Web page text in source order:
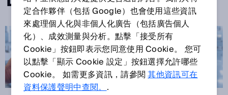
定合作夥伴（包括 Google）也會使用這些資訊
來處理個人化與非個人化廣告（包括廣告個人
化）、成效測量與分析。點擊「接受所有
Cookie」按鈕即表示您同意使用 Cookie。 您可
以點擊「顯示 Cookie 設定」按鈕選擇允許哪些
Cookie。 如需更多資訊，請參閱其他資訊可在
資料保護聲明中查閱。.